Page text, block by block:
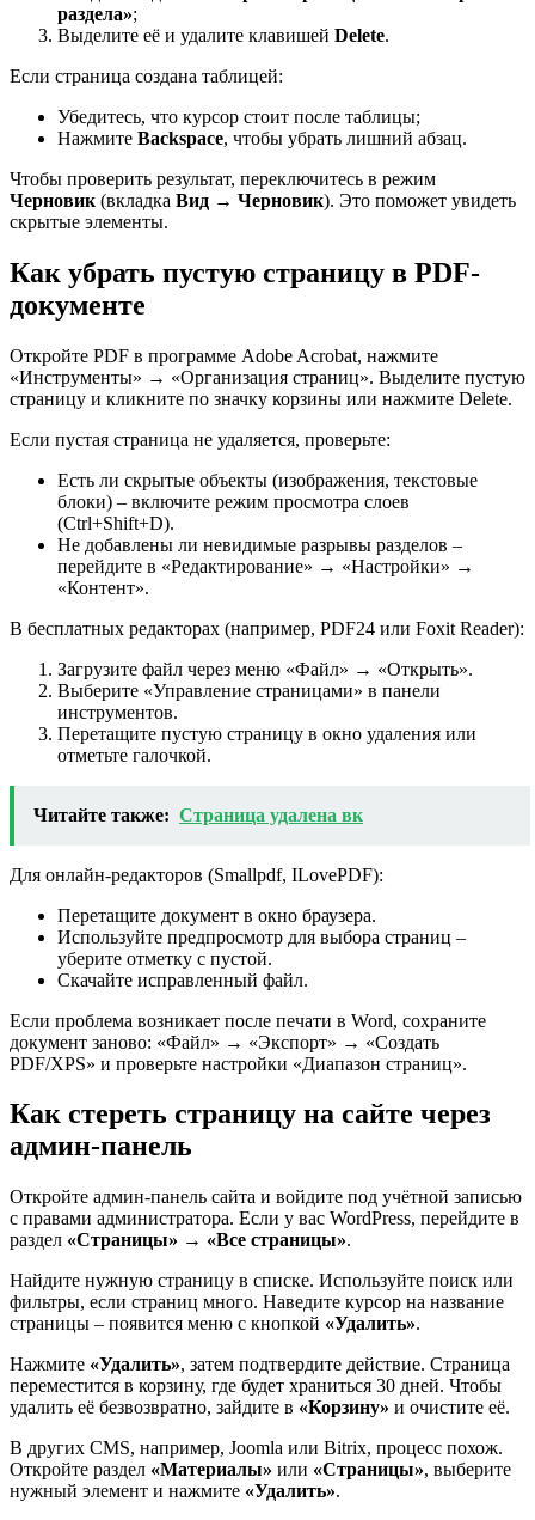
раздела»;
Выделите её и удалите клавишей Delete.
Если страница создана таблицей:
Убедитесь, что курсор стоит после таблицы;
Нажмите Backspace, чтобы убрать лишний абзац.
Чтобы проверить результат, переключитесь в режим
Черновик (вкладка Вид → Черновик). Это поможет увидеть
скрытые элементы.
Как убрать пустую страницу в PDF-
документе
Откройте PDF в программе Adobe Acrobat, нажмите
«Инструменты» → «Организация страниц». Выделите пустую
страницу и кликните по значку корзины или нажмите Delete.
Если пустая страница не удаляется, проверьте:
Есть ли скрытые объекты (изображения, текстовые
блоки) – включите режим просмотра слоев
(Ctrl+Shift+D).
Не добавлены ли невидимые разрывы разделов –
перейдите в «Редактирование» → «Настройки» →
«Контент».
В бесплатных редакторах (например, PDF24 или Foxit Reader):
Загрузите файл через меню «Файл» → «Открыть».
Выберите «Управление страницами» в панели
инструментов.
Перетащите пустую страницу в окно удаления или
отметьте галочкой.
Читайте также: Страница удалена вк
Для онлайн-редакторов (Smallpdf, ILovePDF):
Перетащите документ в окно браузера.
Используйте предпросмотр для выбора страниц –
уберите отметку с пустой.
Скачайте исправленный файл.
Если проблема возникает после печати в Word, сохраните
документ заново: «Файл» → «Экспорт» → «Создать
PDF/XPS» и проверьте настройки «Диапазон страниц».
Как стереть страницу на сайте через
админ-панель
Откройте админ-панель сайта и войдите под учётной записью
с правами администратора. Если у вас WordPress, перейдите в
раздел «Страницы» → «Все страницы».
Найдите нужную страницу в списке. Используйте поиск или
фильтры, если страниц много. Наведите курсор на название
страницы – появится меню с кнопкой «Удалить».
Нажмите «Удалить», затем подтвердите действие. Страница
переместится в корзину, где будет храниться 30 дней. Чтобы
удалить её безвозвратно, зайдите в «Корзину» и очистите её.
В других CMS, например, Joomla или Bitrix, процесс похож.
Откройте раздел «Материалы» или «Страницы», выберите
нужный элемент и нажмите «Удалить».